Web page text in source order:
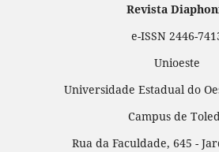
Revista
e-ISSN 2446-
Unioeste
Universidade Estadual do
Campus de
Rua da Faculdade, 645 -